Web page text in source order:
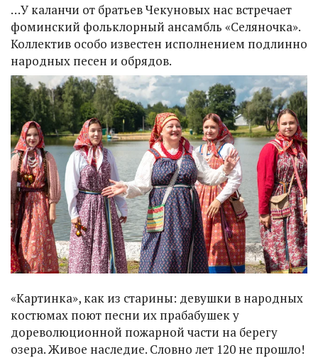
…У каланчи от братьев Чекуновых нас встречает
фоминский фольклорный ансамбль «Селяночка».
Коллектив особо известен исполнением подлинно
народных песен и обрядов.
«Картинка», как из старины: девушки в народных
костюмах поют песни их прабабушек у
дореволюционной пожарной части на берегу
озера. Живое наследие. Словно лет 120 не прошло!